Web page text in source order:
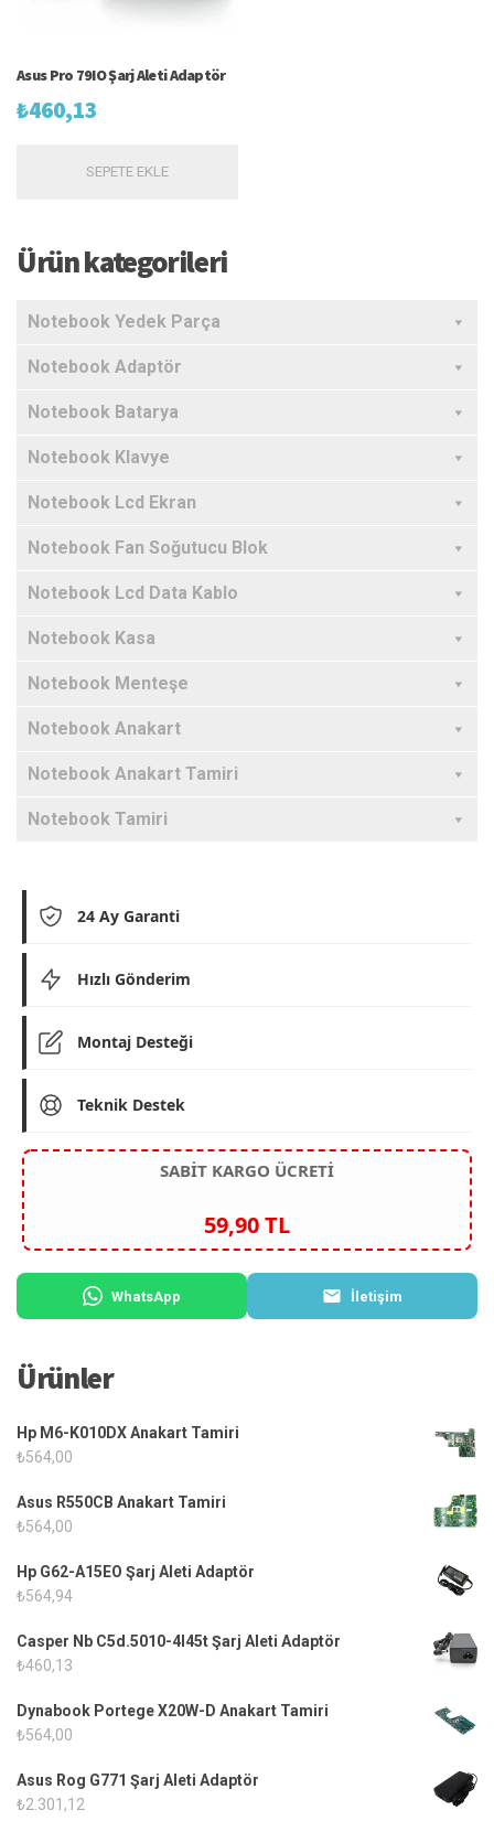
Asus Pro 79IO Şarj Aleti Adaptör
₺460,13
SEPETE EKLE
Ürün kategorileri
Notebook Yedek Parça
Notebook Adaptör
Notebook Batarya
Notebook Klavye
Notebook Lcd Ekran
Notebook Fan Soğutucu Blok
Notebook Lcd Data Kablo
Notebook Kasa
Notebook Menteşe
Notebook Anakart
Notebook Anakart Tamiri
Notebook Tamiri
24 Ay Garanti
Hızlı Gönderim
Montaj Desteği
Teknik Destek
SABİT KARGO ÜCRETİ
59,90 TL
WhatsApp İletişim
Ürünler
Hp M6-K010DX Anakart Tamiri
₺564,00
Asus R550CB Anakart Tamiri
₺564,00
Hp G62-A15EO Şarj Aleti Adaptör
₺564,94
Casper Nb C5d.5010-4l45t Şarj Aleti Adaptör
₺460,13
Dynabook Portege X20W-D Anakart Tamiri
₺564,00
Asus Rog G771 Şarj Aleti Adaptör
₺2.301,12